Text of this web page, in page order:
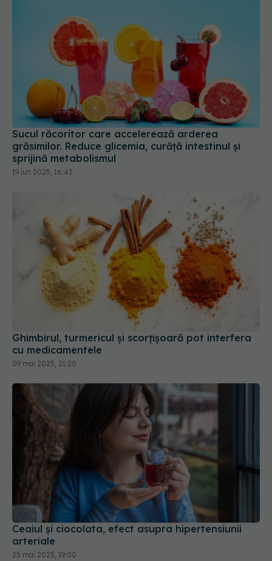
Sucul răcoritor care accelerează arderea
grăsimilor. Reduce glicemia, curăță intestinul și
sprijină metabolismul
19 iun 2025, 16:43
Ghimbirul, turmericul și scorțișoară pot interfera
cu medicamentele
09 mai 2025, 21:20
Ceaiul și ciocolata, efect asupra hipertensiunii
arteriale
25 mai 2025, 19:00